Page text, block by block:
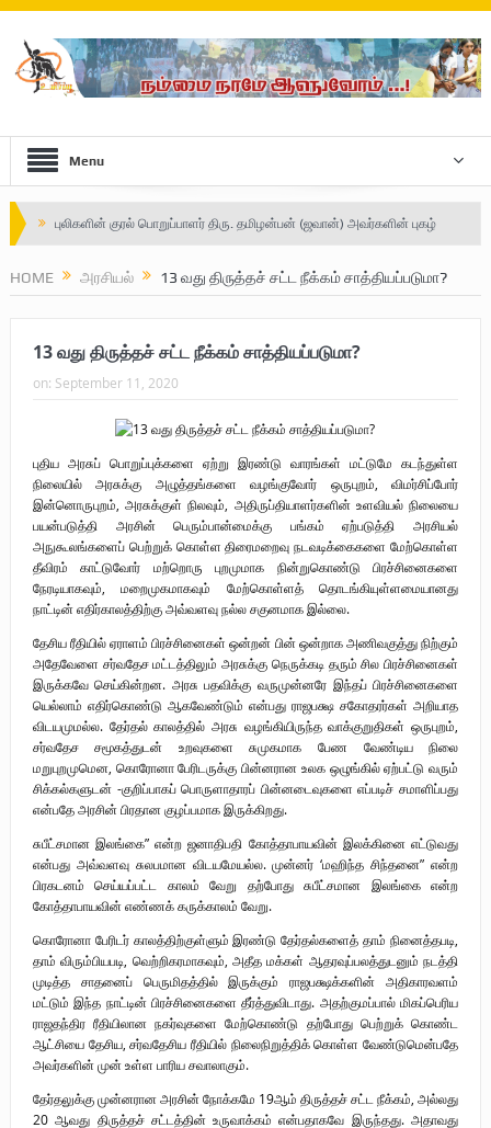
Menu
புலிகளின் குரல் பொறுப்பாளர் திரு. தமிழன்பன் (ஜவான்) அவர்களின் புகழ்
உரிமைப் போராட்டம் _
நாடாளுமன்ற உறுப்பினர் இராமநாதன் அர்ச்சுனா அவர்களுக்கு நிலவனின்
Safe Zone: Killing Fields – Nilavan
பாதுகாப்பு வலயம் : படுகொலைக்களம் – நிலவன்
விடுதலைப் பெருமூச்சு : பிரிகேடியர் தீபன்
மண்ணின் மைந்தன்: பிரிகேடியர் ஜெயம் அண்ணா
வரலாற்று ஆவணங்களின் வெளியீட்டு
முள்ளிவாய்க்கால்: செங்குருதி படிந்த வரலாற்றுச் சுவடு
முள்ளிவாய்க்கால்: துரோகத்தின் சாட்சியம்
HOME அரசியல் 13 வது திருத்தச் சட்ட நீக்கம் சாத்தியப்படுமா?
13 வது திருத்தச் சட்ட நீக்கம் சாத்தியப்படுமா?
on: September 11, 2020
புதிய அரசுப் பொறுப்புக்களை ஏற்று இரண்டு வாரங்கள் மட்டுமே கடந்துள்ள
நிலையில் அரசுக்கு அழுத்தங்களை வழங்குவோர் ஒருபுறம், விமர்சிப்போர்
இன்னொருபுறம், அரசுக்குள் நிலவும், அதிருப்தியாளர்களின் உளவியல் நிலையை
பயன்படுத்தி அரசின் பெரும்பான்மைக்கு பங்கம் ஏற்படுத்தி அரசியல்
அநுகூலங்களைப் பெற்றுக் கொள்ள திரைமறைவு நடவடிக்கைகளை மேற்கொள்ள
தீவிரம் காட்டுவோர் மற்றொரு புறமுமாக நின்றுகொண்டு பிரச்சினைகளை
நேரடியாகவும், மறைமுகமாகவும் மேற்கொள்ளத் தொடங்கியுள்ளமையானது
நாட்டின் எதிர்காலத்திற்கு அவ்வளவு நல்ல சகுனமாக இல்லை.
தேசிய ரீதியில் ஏராளம் பிரச்சினைகள் ஒன்றன் பின் ஒன்றாக அணிவகுத்து நிற்கும்
அதேவேளை சர்வதேச மட்டத்திலும் அரசுக்கு நெருக்கடி தரும் சில பிரச்சினைகள்
இருக்கவே செய்கின்றன. அரசு பதவிக்கு வருமுன்னரே இந்தப் பிரச்சினைகளை
யெல்லாம் எதிர்கொண்டு ஆகவேண்டும் என்பது ராஜபக்ஷ சகோதரர்கள் அறியாத
விடயமுமல்ல. தேர்தல் காலத்தில் அரசு வழங்கியிருந்த வாக்குறுதிகள் ஒருபுறம்,
சர்வதேச சமூகத்துடன் உறவுகளை சுமுகமாக பேண வேண்டிய நிலை
மறுபுறமுமென, கொரோனா பேரிடருக்கு பின்னரான உலக ஒழுங்கில் ஏற்பட்டு வரும்
சிக்கல்களுடன் -குறிப்பாகப் பொருளாதாரப் பின்னடைவுகளை எப்படிச் சமாளிப்பது
என்பதே அரசின் பிரதான குழப்பமாக இருக்கிறது.
சுபீட்சமான இலங்கை” என்ற ஜனாதிபதி கோத்தாபாயவின் இலக்கினை எட்டுவது
என்பது அவ்வளவு சுலபமான விடயமேயல்ல. முன்னர் ‘மஹிந்த சிந்தனை” என்ற
பிரகடனம் செய்யப்பட்ட காலம் வேறு தற்போது சுபீட்சமான இலங்கை என்ற
கோத்தாபாயவின் எண்ணக் கருக்காலம் வேறு.
கொரோனா பேரிடர் காலத்திற்குள்ளும் இரண்டு தேர்தல்களைத் தாம் நினைத்தபடி,
தாம் விரும்பியபடி, வெற்றிகரமாகவும், அதீத மக்கள் ஆதரவுப்பலத்துடனும் நடத்தி
முடித்த சாதனைப் பெருமிதத்தில் இருக்கும் ராஜபக்ஷக்களின் அதிகாரவளம்
மட்டும் இந்த நாட்டின் பிரச்சினைகளை தீர்த்துவிடாது. அதற்குமப்பால் மிகப்பெரிய
ராஜதந்திர ரீதியிலான நகர்வுகளை மேற்கொண்டு தற்போது பெற்றுக் கொண்ட
ஆட்சியை தேசிய, சர்வதேசிய ரீதியில் நிலைநிறுத்திக் கொள்ள வேண்டுமென்பதே
அவர்களின் முன் உள்ள பாரிய சவாலாகும்.
தேர்தலுக்கு முன்னரான அரசின் நோக்கமே 19ஆம் திருத்தச் சட்ட நீக்கம், அல்லது
20 ஆவது திருத்தச் சட்டத்தின் உருவாக்கம் என்பதாகவே இருந்தது. அதாவது